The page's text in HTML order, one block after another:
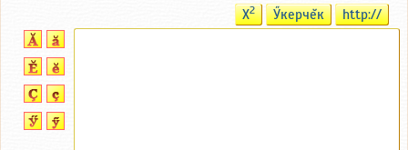
X2 Ӳкерчĕк http://